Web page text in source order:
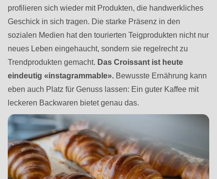
#1
($string)
of
type
string
is
deprecated
in
Drupal\rondo_contact\ContactService-
>Drupal\rondo_contact\
{closure}
()
(line
profilieren sich wieder mit Produkten, die handwerkliches
Geschick in sich tragen. Die starke Präsenz in den
sozialen Medien hat den tourierten Teigprodukten nicht nur
neues Leben eingehaucht, sondern sie regelrecht zu
Trendprodukten gemacht. Das Croissant ist heute
eindeutig «instagrammable». Bewusste Ernährung kann
eben auch Platz für Genuss lassen: Ein guter Kaffee mit
leckeren Backwaren bietet genau das.